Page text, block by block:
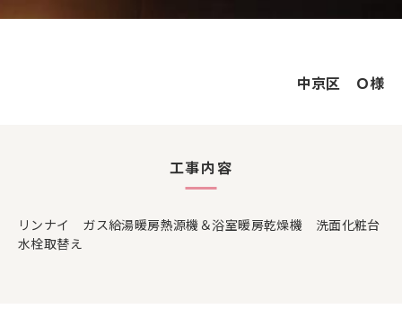
中京区 Ｏ様
工事内容
リンナイ ガス給湯暖房熱源機＆浴室暖房乾燥機 洗面化粧台
水栓取替え